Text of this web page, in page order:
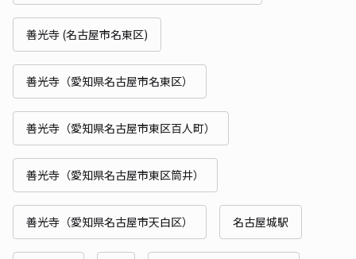
善光寺 (名古屋市名東区)
善光寺（愛知県名古屋市名東区）
善光寺（愛知県名古屋市東区百人町）
善光寺（愛知県名古屋市東区筒井）
善光寺（愛知県名古屋市天白区） 名古屋城駅